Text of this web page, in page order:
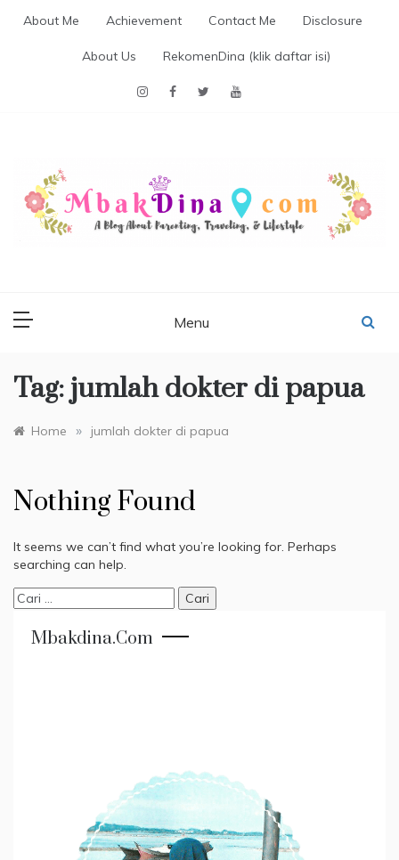
About Me Achievement Contact Me Disclosure
About Us RekomenDina (klik daftar isi)
Menu
Tag: jumlah dokter di papua
Home » jumlah dokter di papua
Nothing Found
It seems we can’t find what you’re looking for. Perhaps
searching can help.
Cari
untuk:
Mbakdina.com